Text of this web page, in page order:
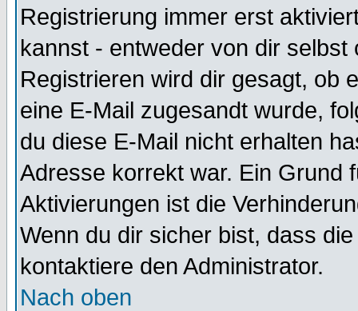
Registrierung immer erst
kannst - entweder von dir selbst
Registrieren wird dir gesagt, ob
eine E-Mail zugesandt wurde,
du diese E-Mail nicht erhalten
Adresse korrekt war. Ein Grund
Aktivierungen ist die
Wenn du dir sicher bist, dass
kontaktiere den Administrator.
Nach oben